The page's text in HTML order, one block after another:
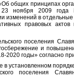
принципах
23 ноября 2009
изменений в
правовых актов
поселения
и
2020 годы» согласно
порядке
поселения